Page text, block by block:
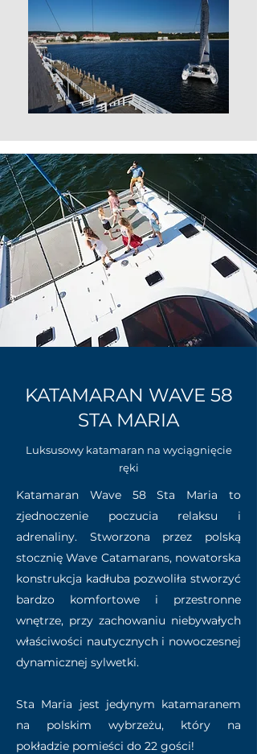
KATAMARAN WAVE 58
STA MARIA
Luksusowy katamaran na wyciągnięcie
ręki
Katamaran Wave 58 Sta Maria to
zjednoczenie poczucia relaksu i
adrenaliny. Stworzona przez polską
stocznię Wave Catamarans, nowatorska
konstrukcja kadłuba pozwoliła stworzyć
bardzo komfortowe i przestronne
wnętrze, przy zachowaniu niebywałych
właściwości nautycznych i nowoczesnej
dynamicznej sylwetki.
Sta Maria jest jedynym katamaranem
na polskim wybrzeżu, który na
pokładzie pomieści do 22 gości!